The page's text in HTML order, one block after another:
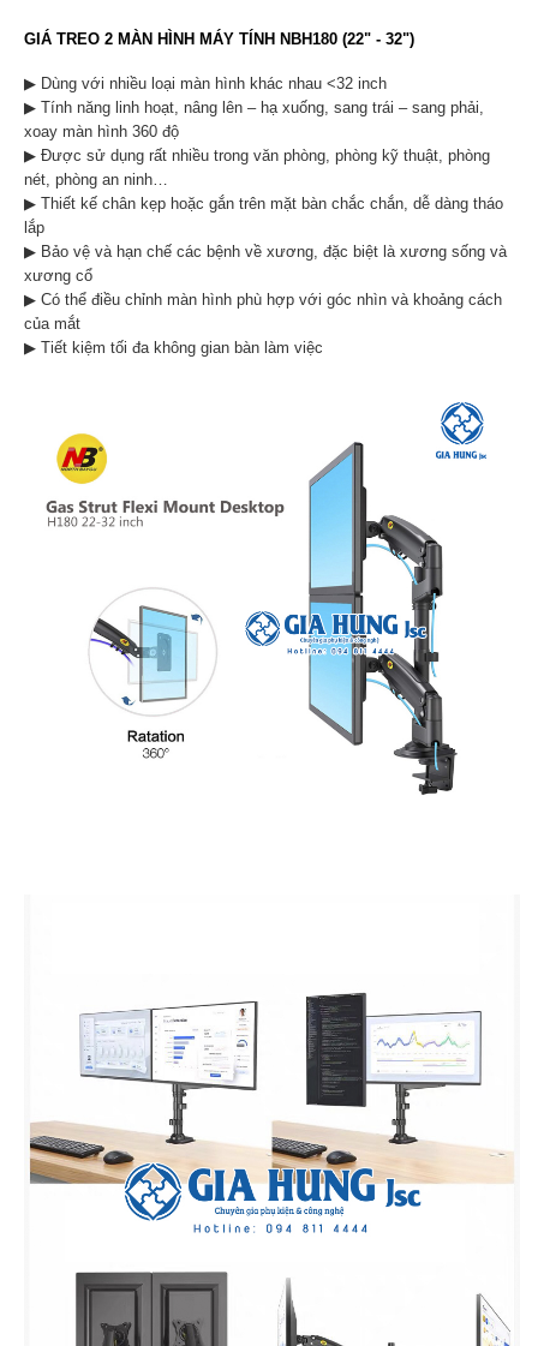
GIÁ TREO 2 MÀN HÌNH MÁY TÍNH NBH180 (22" - 32")
▶ Dùng với nhiều loại màn hình khác nhau <32 inch
▶ Tính năng linh hoạt, nâng lên – hạ xuống, sang trái – sang phải,
xoay màn hình 360 độ
▶ Được sử dụng rất nhiều trong văn phòng, phòng kỹ thuật, phòng
nét, phòng an ninh…
▶ Thiết kế chân kẹp hoặc gắn trên mặt bàn chắc chắn, dễ dàng tháo
lắp
▶ Bảo vệ và hạn chế các bệnh về xương, đặc biệt là xương sống và
xương cổ
▶ Có thể điều chỉnh màn hình phù hợp với góc nhìn và khoảng cách
của mắt
▶ Tiết kiệm tối đa không gian bàn làm việc